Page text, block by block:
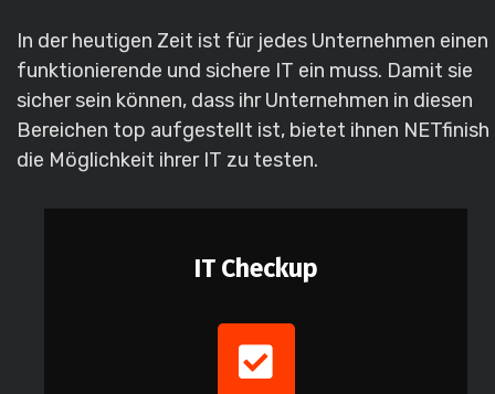
In der heutigen Zeit ist für jedes Unternehmen einen
funktionierende und sichere IT ein muss. Damit sie
sicher sein können, dass ihr Unternehmen in diesen
Bereichen top aufgestellt ist, bietet ihnen NETfinish
die Möglichkeit ihrer IT zu testen.
IT Checkup